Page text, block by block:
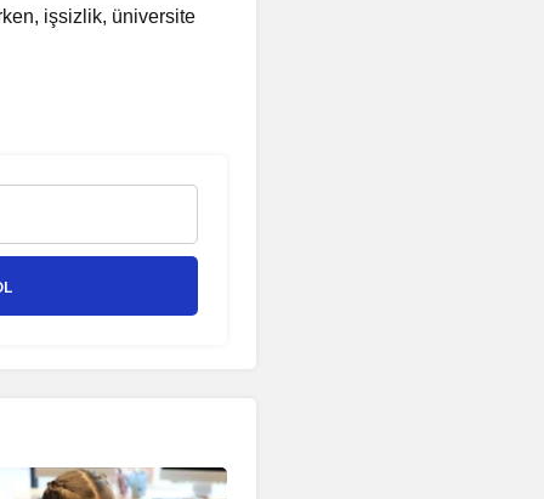
işsizlik, üniversite